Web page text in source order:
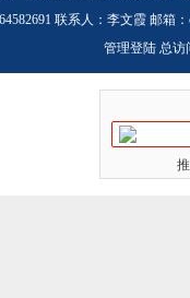
联系人：李文霞 邮箱：
管理登陆 总访